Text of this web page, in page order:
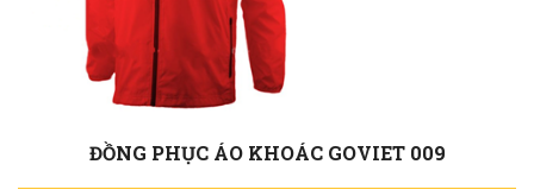
ĐỒNG PHỤC ÁO KHOÁC GOVIET 009